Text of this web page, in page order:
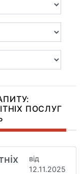
ПОСЛУГ
від
12.11.2025